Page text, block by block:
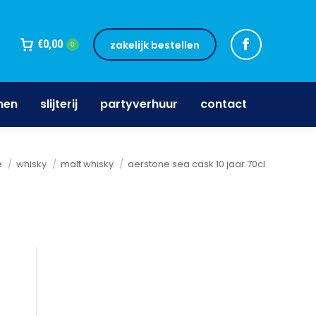
€0,00 0 zakelijk bestellen
slijterij partyverhuur contact
hier:
whisky malt whisky aerstone sea cask 10 jaar 70cl